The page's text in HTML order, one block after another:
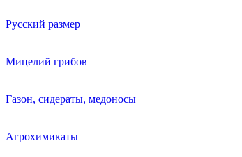
Русский размер
Мицелий грибов
Газон, сидераты, медоносы
Агрохимикаты